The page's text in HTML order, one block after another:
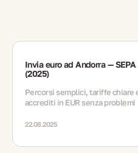
Invia euro ad Andorra —
(2025)
Percorsi semplici, tariffe
accrediti in EUR senza problemi
22.08.2025